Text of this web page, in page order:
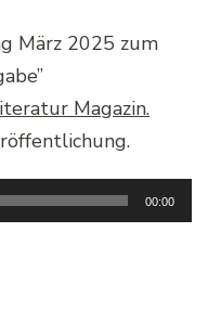
März 2025 zum
Magazin.
00:00